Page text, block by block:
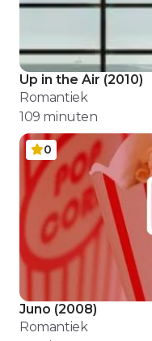
Up in the Air (2010)
Romantiek
109 minuten
0
Juno (2008)
Romantiek